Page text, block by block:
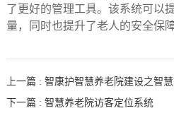
了更好的管理工具。该系统可以
量，同时也提升了老人的安全保
上一篇 : 智康护智慧养老院建设之智
下一篇 : 智慧养老院访客定位系统